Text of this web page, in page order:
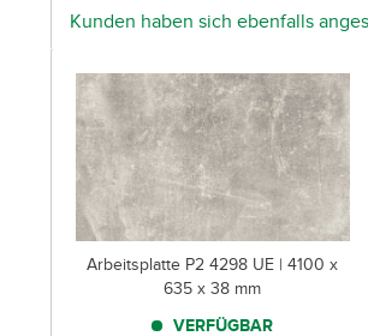
Kunden haben sich ebenfalls
Arbeitsplatte P2 4298 UE | 4100 x
635 x 38 mm
VERFÜGBAR